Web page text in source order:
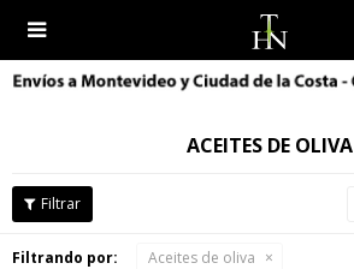

ACEITES DE OLIVA
Filtrando por: Aceites de oliva